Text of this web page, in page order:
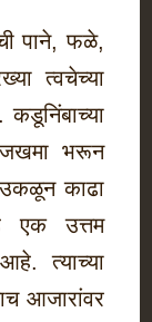
पाने, फळे,
त्वचेच्या
कडूनिंबाच्या
जखमा भरून
उकळून काढा
एक उत्तम
त्याच्या
आजारांवर